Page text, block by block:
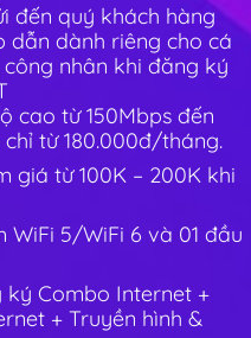
đến quý khách hàng
dẫn dành riêng cho cá
công nhân khi đăng ký
cao từ 150Mbps đến
từ 180.000đ/tháng.
giá từ 100K – 200K khi
WiFi 5/WiFi 6 và 01 đầu
ký Combo Internet +
+ Truyền hình &